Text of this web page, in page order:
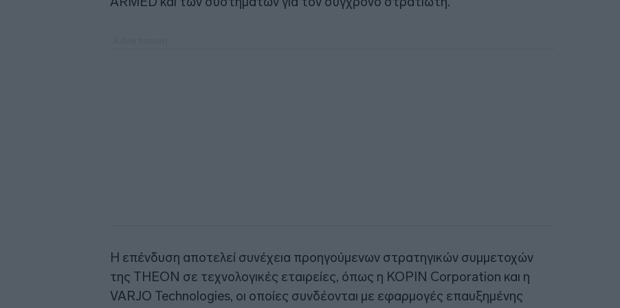
Η επένδυση αποτελεί συνέχεια προηγούμενων στρατηγικών συμμετοχών
της THEON σε τεχνολογικές εταιρείες, όπως η KOPIN Corporation και η
VARJO Technologies, οι οποίες συνδέονται με εφαρμογές επαυξημένης